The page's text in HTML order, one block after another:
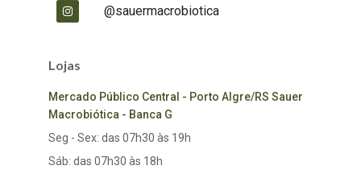
@sauermacrobiotica
Lojas
Mercado Público Central - Porto Algre/RS Sauer
Macrobiótica - Banca G
Seg - Sex: das 07h30 às 19h
Sáb: das 07h30 às 18h